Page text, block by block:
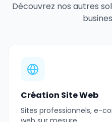
Découvrez nos autres
Création Site Web
Sites professionnels, e-